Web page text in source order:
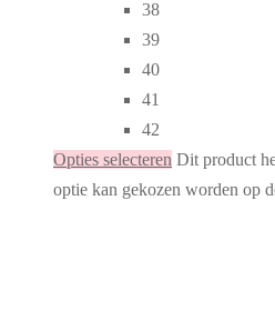
38
39
40
41
42
Opties selecteren Dit product
optie kan gekozen worden op